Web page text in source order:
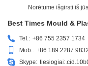
Norėtume išgirsti iš
Best Times Mould &
Tel.: +86 755 2357 1734
Mob.: +86 189 2287 9832
Skype: